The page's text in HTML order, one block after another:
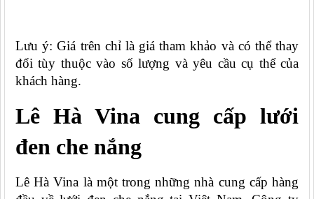
Lưu ý: Giá trên chỉ là giá tham khảo và có thể thay
đổi tùy thuộc vào số lượng và yêu cầu cụ thể của
khách hàng.
Lê Hà Vina cung cấp lưới
đen che nắng
Lê Hà Vina là một trong những nhà cung cấp hàng